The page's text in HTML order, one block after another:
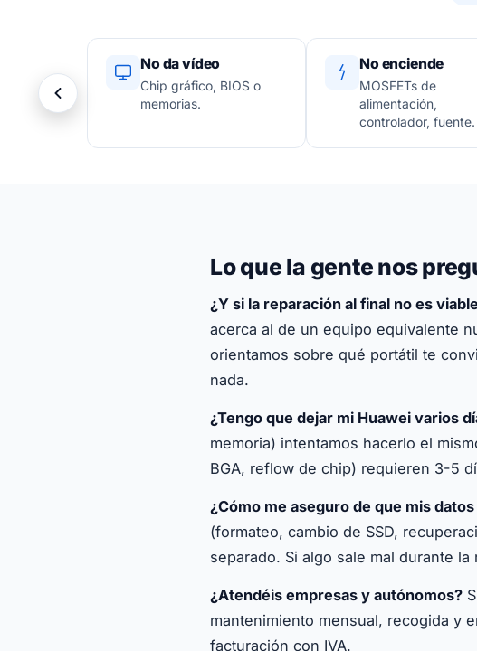
No da vídeo
Chip gráfico, BIOS o
memorias.
No enciende
MOSFETs de
alimentación,
controlador, fuente.
Lo que la gente nos
¿Y si la reparación al final no es
acerca al de un equipo equivalente
orientamos sobre qué portátil te
nada.
¿Tengo que dejar mi Huawei varios
memoria) intentamos hacerlo el
BGA, reflow de chip) requieren 3-5
¿Cómo me aseguro de que mis
(formateo, cambio de SSD,
separado. Si algo sale mal durante
¿Atendéis empresas y autónomos?
mantenimiento mensual, recogida y
facturación con IVA.